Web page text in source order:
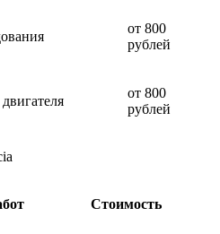
от 800
рублей
от 800
рублей
Стоимость